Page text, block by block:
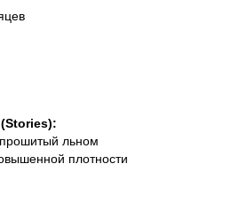
льном
плотности